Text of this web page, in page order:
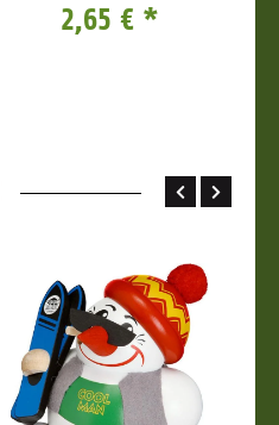
2,65 € *